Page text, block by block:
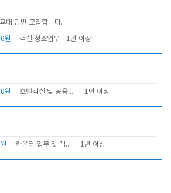
대 당번 모집합니다.
원 객실 청소업무 1년 이상
원 호텔객실 및 공용시설 청소 관리 1년 이상
카운터 업무 및 객실관리(청소상태 확인, 객실판매) 1년 이상